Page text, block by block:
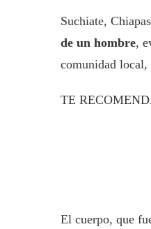
Suchiate,
de un hombre,
comunidad local,
TE
El cuerpo, que